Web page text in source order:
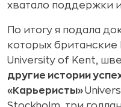
хватало поддержки
По итогу я подала
которых британские
University of Kent,
другие истории
«Карьеристы»